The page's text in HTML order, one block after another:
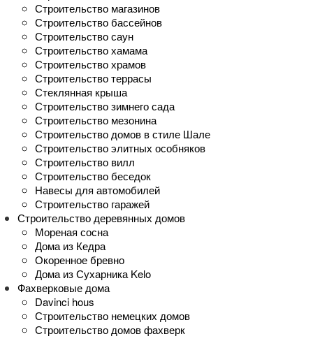
Строительство магазинов
Строительство бассейнов
Строительство саун
Строительство хамама
Строительство храмов
Строительство террасы
Стеклянная крыша
Строительство зимнего сада
Строительство мезонина
Строительство домов в стиле Шале
Строительство элитных особняков
Строительство вилл
Строительство беседок
Навесы для автомобилей
Строительство гаражей
Строительство деревянных домов
Мореная сосна
Дома из Кедра
Окоренное бревно
Дома из Сухарника Kelo
Фахверковые дома
Davinci hous
Строительство немецких домов
Строительство домов фахверк